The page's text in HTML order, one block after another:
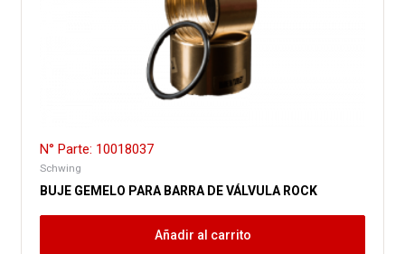
N° Parte: 10018037
Schwing
BUJE GEMELO PARA BARRA DE VÁLVULA ROCK
Añadir al carrito